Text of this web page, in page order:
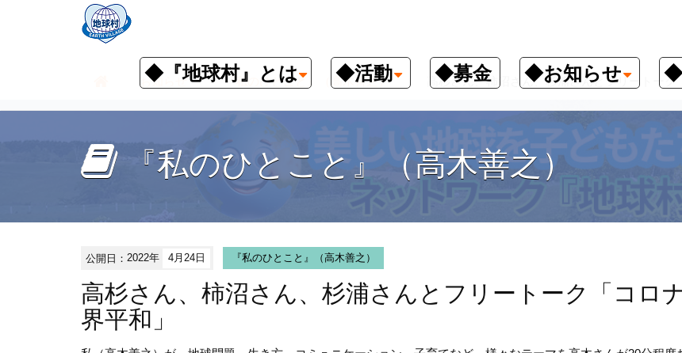
◆『地球村』とは ◆活動 ◆募金 ◆お知らせ ◆
お知らせ 『私のひとこと』（高木善之） 高杉さん、柿沼さん、杉浦さんとフリートーク
『私のひとこと』（高木善之）
公開日：2022年 4月24日 『私のひとこと』（高木善之）
高杉さん、柿沼さん、杉浦さんとフリートーク「コロ
界平和」